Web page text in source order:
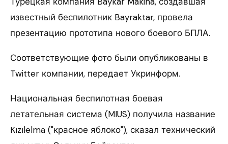
известный беспилотник Bayraktar, провела
презентацию прототипа нового боевого БПЛА.
Соответствующие фото были опубликованы в
Twitter компании, передает Укринформ.
Национальная беспилотная боевая
летательная система (MIUS) получила название
Kızılelma ("красное яблоко"), сказал технический